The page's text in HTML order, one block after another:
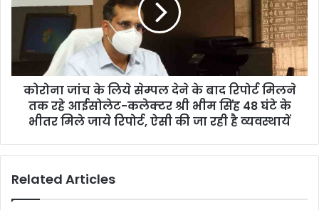
सेम्पल
रिपोर्ट
मिलने
कलेक्टर
भीम
कोरोना जांच के लिये सेम्पल देने के बाद रिपोर्ट मिलने
तक रहे आईसोलेट-कलेक्टर श्री भीम सिंह 48 घंटे के
भीतर मिले जाये रिपोर्ट, ऐसी की जा रही है व्यवस्थायें
Related Articles